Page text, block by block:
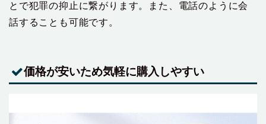
とで犯罪の抑止に繋がります。また、電話のように会
話することも可能です。
価格が安いため気軽に購入しやすい